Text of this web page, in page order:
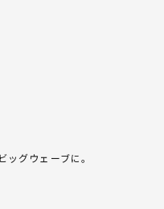
グウェーブに。